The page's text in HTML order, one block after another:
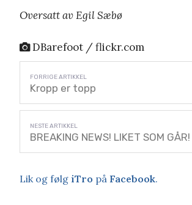
Oversatt av Egil Sæbø
DBarefoot / flickr.com
Kropp er topp
BREAKING NEWS! LIKET SOM GÅR!
Lik og følg iTro på Facebook.